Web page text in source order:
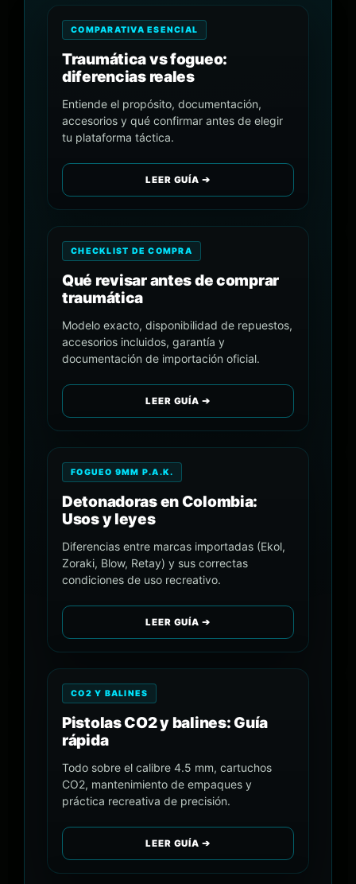
COMPARATIVA ESENCIAL
Traumática vs fogueo:
diferencias reales
Entiende el propósito, documentación,
accesorios y qué confirmar antes de elegir
tu plataforma táctica.
LEER GUÍA ➔
CHECKLIST DE COMPRA
Qué revisar antes de comprar
traumática
Modelo exacto, disponibilidad de repuestos,
accesorios incluidos, garantía y
documentación de importación oficial.
LEER GUÍA ➔
FOGUEO 9MM P.A.K.
Detonadoras en Colombia:
Usos y leyes
Diferencias entre marcas importadas (Ekol,
Zoraki, Blow, Retay) y sus correctas
condiciones de uso recreativo.
LEER GUÍA ➔
CO2 Y BALINES
Pistolas CO2 y balines: Guía
rápida
Todo sobre el calibre 4.5 mm, cartuchos
CO2, mantenimiento de empaques y
práctica recreativa de precisión.
LEER GUÍA ➔